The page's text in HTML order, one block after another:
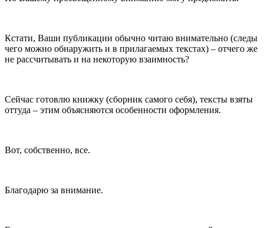
Кстати, Ваши публикации обычно читаю внимательно (следы
чего можно обнаружить и в прилагаемых текстах) – отчего же
не рассчитывать и на некоторую взаимность?
Сейчас готовлю книжку (сборник самого себя), тексты взяты
оттуда – этим объясняются особенности оформления.
Вот, собственно, все.
Благодарю за внимание.